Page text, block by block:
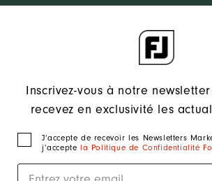
Inscrivez-vous à notre
recevez en exclusivité les
J‘accepte de recevoir les Newsletters
j’accepte la Politique de Confidentialité